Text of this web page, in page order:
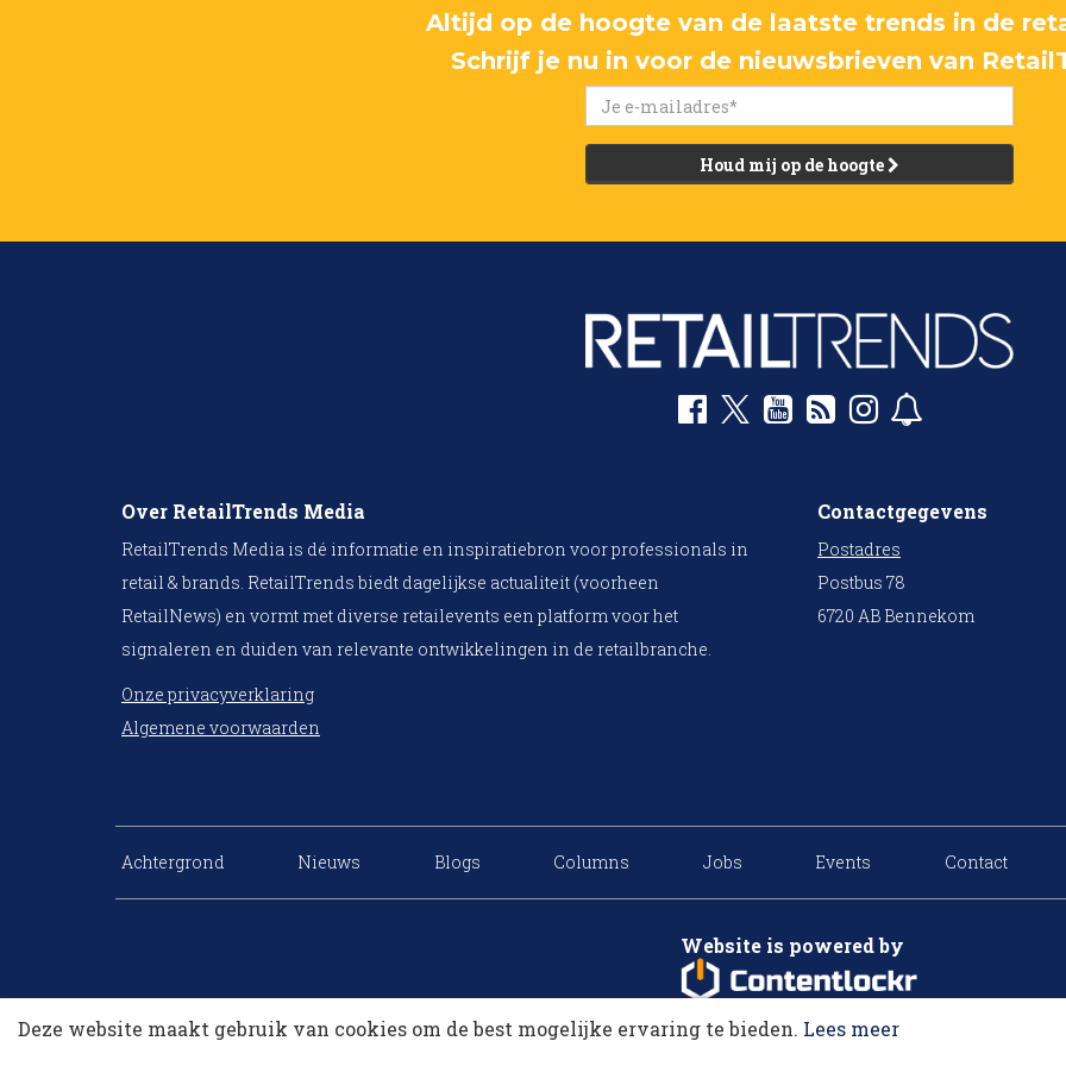
Altijd op de hoogte van de laatste trends in de
Schrijf je nu in voor de nieuwsbrieven van
Houd mij op de hoogte
Over RetailTrends Media
RetailTrends Media is dé informatie en inspiratiebron voor professionals in
retail & brands. RetailTrends biedt dagelijkse actualiteit (voorheen
RetailNews) en vormt met diverse retailevents een platform voor het
signaleren en duiden van relevante ontwikkelingen in de retailbranche.
Onze privacyverklaring
Algemene voorwaarden
Contactgegevens
Postadres
Postbus 78
6720 AB Bennekom
Achtergrond Nieuws Blogs Columns Jobs Events Contact
Website is powered by
Deze website maakt gebruik van cookies om de best mogelijke ervaring te bieden. Lees meer